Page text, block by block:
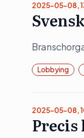
2025-05-08,
Lobbying
2025-05-08,